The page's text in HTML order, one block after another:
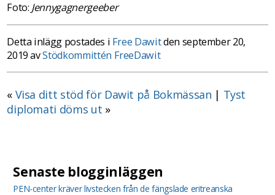
Foto: Jennygagnergeeber
Detta inlägg postades i Free Dawitden september 20,
2019 avStödkommittén FreeDawit
« Visa ditt stöd för Dawit på Bokmässan | Tyst
diplomati döms ut »
Senaste blogginläggen
PEN-center kräver livstecken från de fängslade eritreanska